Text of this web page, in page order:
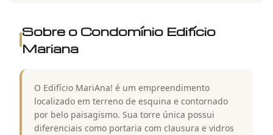
Sobre o Condomínio Edifício
Mariana
O Edifício MariAna! é um empreendimento
localizado em terreno de esquina e contornado
por belo paisagismo. Sua torre única possui
diferenciais como portaria com clausura e vidros